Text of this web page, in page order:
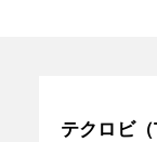
テクロビ